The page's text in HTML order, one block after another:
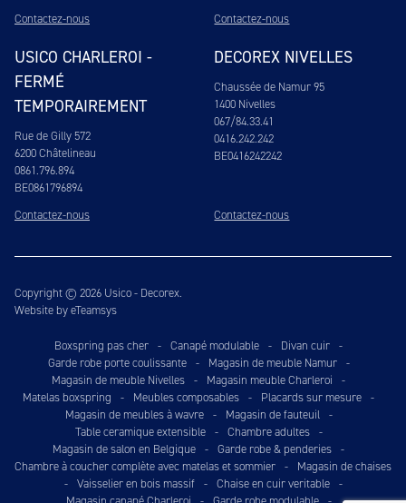
Contactez-nous
Contactez-nous
USICO CHARLEROI -
FERMÉ
TEMPORAIREMENT
Rue de Gilly 572
6200 Châtelineau
0861.796.894
BE0861796894
Contactez-nous
DECOREX NIVELLES
Chaussée de Namur 95
1400 Nivelles
067/84.33.41
0416.242.242
BE0416242242
Contactez-nous
Copyright © 2026 Usico - Decorex.
Website by eTeamsys
Boxspring pas cher - Canapé modulable - Divan cuir -
Garde robe porte coulissante
- Magasin de meuble Namur
-
Magasin de meuble Nivelles - Magasin meuble Charleroi
-
Matelas boxspring
- Meubles composables - Placards sur mesure -
Magasin de meubles à wavre
- Magasin de fauteuil
-
Table ceramique extensible
- Chambre adultes
-
Magasin de salon en Belgique - Garde robe & penderies -
Chambre à coucher complète avec matelas et sommier -
Magasin de chaises
-
Vaisselier en bois massif - Chaise en cuir veritable
-